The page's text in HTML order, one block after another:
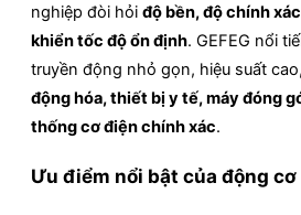
nghiệp đòi hỏi độ bền, độ chính
khiển tốc độ ổn định. GEFEG nổi
truyền động nhỏ gọn, hiệu suất
động hóa, thiết bị y tế, máy đóng
thống cơ điện chính xác.
Ưu điểm nổi bật của động cơ